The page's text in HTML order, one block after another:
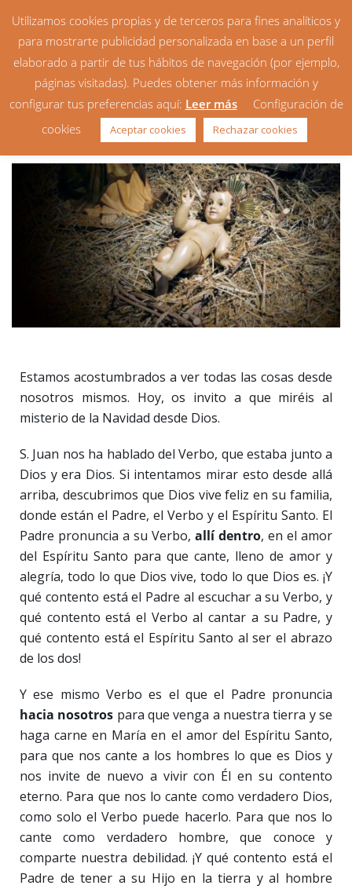
Homilía: Natividad del Señor
Estamos acostumbrados a ver todas las cosas desde
nosotros mismos. Hoy, os invito a que miréis al
misterio de la Navidad desde Dios.
S. Juan nos ha hablado del Verbo, que estaba junto a
Dios y era Dios. Si intentamos mirar esto desde allá
arriba, descubrimos que Dios vive feliz en su familia,
donde están el Padre, el Verbo y el Espíritu Santo. El
Padre pronuncia a su Verbo, allí dentro, en el amor
del Espíritu Santo para que cante, lleno de amor y
alegría, todo lo que Dios vive, todo lo que Dios es. ¡Y
qué contento está el Padre al escuchar a su Verbo, y
qué contento está el Verbo al cantar a su Padre, y
qué contento está el Espíritu Santo al ser el abrazo
de los dos!
Y ese mismo Verbo es el que el Padre pronuncia
hacia nosotros para que venga a nuestra tierra y se
haga carne en María en el amor del Espíritu Santo,
para que nos cante a los hombres lo que es Dios y
nos invite de nuevo a vivir con Él en su contento
eterno. Para que nos lo cante como verdadero Dios,
como solo el Verbo puede hacerlo. Para que nos lo
cante como verdadero hombre, que conoce y
comparte nuestra debilidad. ¡Y qué contento está el
Padre de tener a su Hijo en la tierra y al hombre
Utilizamos cookies propias y de terceros para fines analíticos y
para mostrarte publicidad personalizada en base a un perfil
elaborado a partir de tus hábitos de navegación (por ejemplo,
páginas visitadas). Puedes obtener más información y
configurar tus preferencias aquí: Leer más
Configuración de
cookies
Aceptar cookies Rechazar cookies